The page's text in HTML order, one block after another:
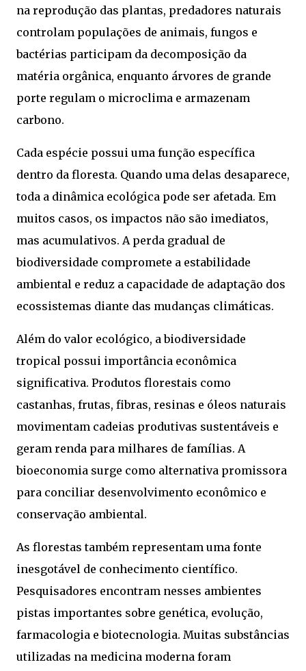
na reprodução das plantas, predadores naturais
controlam populações de animais, fungos e
bactérias participam da decomposição da
matéria orgânica, enquanto árvores de grande
porte regulam o microclima e armazenam
carbono.
Cada espécie possui uma função específica
dentro da floresta. Quando uma delas desaparece,
toda a dinâmica ecológica pode ser afetada. Em
muitos casos, os impactos não são imediatos,
mas acumulativos. A perda gradual de
biodiversidade compromete a estabilidade
ambiental e reduz a capacidade de adaptação dos
ecossistemas diante das mudanças climáticas.
Além do valor ecológico, a biodiversidade
tropical possui importância econômica
significativa. Produtos florestais como
castanhas, frutas, fibras, resinas e óleos naturais
movimentam cadeias produtivas sustentáveis e
geram renda para milhares de famílias. A
bioeconomia surge como alternativa promissora
para conciliar desenvolvimento econômico e
conservação ambiental.
As florestas também representam uma fonte
inesgotável de conhecimento científico.
Pesquisadores encontram nesses ambientes
pistas importantes sobre genética, evolução,
farmacologia e biotecnologia. Muitas substâncias
utilizadas na medicina moderna foram